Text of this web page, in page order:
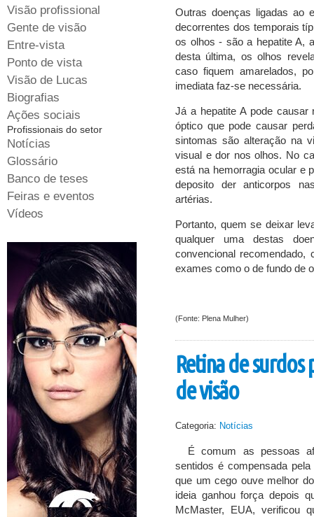
Outras doenças ligadas ao
decorrentes dos temporais
os olhos - são a hepatite A,
desta última, os olhos
caso fiquem amarelados,
imediata faz-se necessária.
Já a hepatite A pode causar
óptico que pode causar
sintomas são alteração na
visual e dor nos olhos. No
está na hemorragia ocular e
deposito der anticorpos
artérias.
Portanto, quem se deixar
qualquer uma destas
convencional recomendado,
exames como o de fundo de
(Fonte: Plena Mulher)
Retina de surdos
de visão
Categoria: Notícias
É comum as pessoas
sentidos é compensada
que um cego ouve melhor
ideia ganhou força depois
McMaster, EUA, verificou
Visão profissional
Gente de visão
Entre-vista
Ponto de vista
Visão de Lucas
Biografias
Ações sociais
Profissionais do setor
Notícias
Glossário
Banco de teses
Feiras e eventos
Vídeos